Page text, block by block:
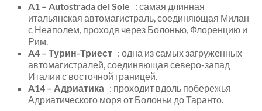
A1 – Autostrada del Sole : самая длинная
итальянская автомагистраль, соединяющая Милан
с Неаполем, проходя через Болонью, Флоренцию и
Рим.
A4 – Турин-Триест : одна из самых загруженных
автомагистралей, соединяющая северо-запад
Италии с восточной границей.
A14 – Адриатика : проходит вдоль побережья
Адриатического моря от Болоньи до Таранто.